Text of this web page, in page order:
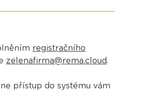
registračního
zelenafirma@rema.cloud.
přístup do systému vám